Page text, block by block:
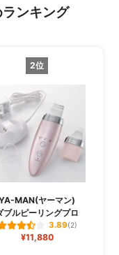
ンキング
2位
MAN(ヤーマン)
ブルピーリングプロ
3.89(2)
¥11,880